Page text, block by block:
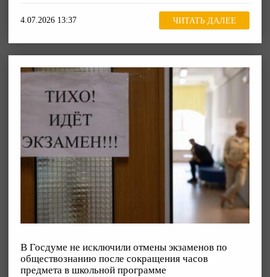
4.07.2026 13:37 ЧИТАТЬ ДАЛЕЕ
В Госдуме не исключили отмены экзаменов по
обществознанию после сокращения часов
предмета в школьной программе